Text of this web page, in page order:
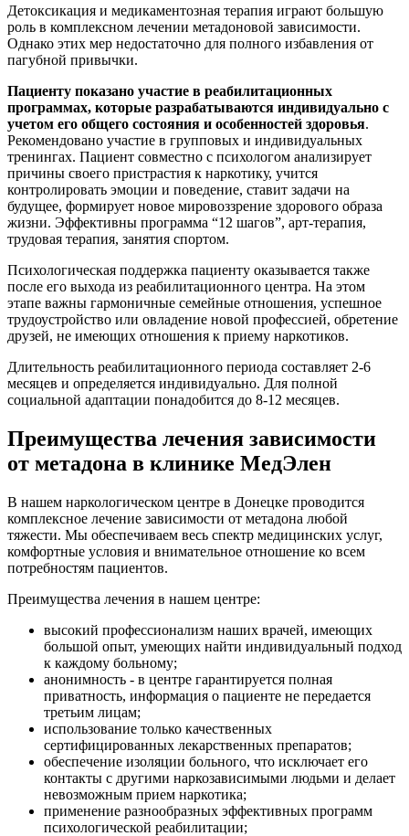
Детоксикация и медикаментозная терапия играют большую
роль в комплексном лечении метадоновой зависимости.
Однако этих мер недостаточно для полного избавления от
пагубной привычки.
Пациенту показано участие в реабилитационных
программах, которые разрабатываются индивидуально с
учетом его общего состояния и особенностей здоровья.
Рекомендовано участие в групповых и индивидуальных
тренингах. Пациент совместно с психологом анализирует
причины своего пристрастия к наркотику, учится
контролировать эмоции и поведение, ставит задачи на
будущее, формирует новое мировоззрение здорового образа
жизни. Эффективны программа “12 шагов”, арт-терапия,
трудовая терапия, занятия спортом.
Психологическая поддержка пациенту оказывается также
после его выхода из реабилитационного центра. На этом
этапе важны гармоничные семейные отношения, успешное
трудоустройство или овладение новой профессией, обретение
друзей, не имеющих отношения к приему наркотиков.
Длительность реабилитационного периода составляет 2-6
месяцев и определяется индивидуально. Для полной
социальной адаптации понадобится до 8-12 месяцев.
Преимущества лечения зависимости
от метадона в клинике МедЭлен
В нашем наркологическом центре в Донецке проводится
комплексное лечение зависимости от метадона любой
тяжести. Мы обеспечиваем весь спектр медицинских услуг,
комфортные условия и внимательное отношение ко всем
потребностям пациентов.
Преимущества лечения в нашем центре:
высокий профессионализм наших врачей, имеющих
большой опыт, умеющих найти индивидуальный подход
к каждому больному;
анонимность - в центре гарантируется полная
приватность, информация о пациенте не передается
третьим лицам;
использование только качественных
сертифицированных лекарственных препаратов;
обеспечение изоляции больного, что исключает его
контакты с другими наркозависимыми людьми и делает
невозможным прием наркотика;
применение разнообразных эффективных программ
психологической реабилитации;